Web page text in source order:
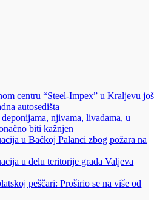
centru “Steel-Impex” u Kraljevu još
autosedišta
njivama, livadama, u
biti kažnjen
u Bačkoj Palanci zbog požara na
u delu teritorije grada Valjeva
peščari: Proširio se na više od